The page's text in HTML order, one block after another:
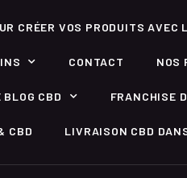
CRÉER VOS PRODUITS AVEC
CONTACT NOS
BLOG CBD FRANCHISE
CBD LIVRAISON CBD